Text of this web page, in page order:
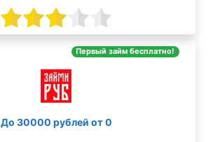
Первый займ бесплатно!
До 30000 рублей от 0